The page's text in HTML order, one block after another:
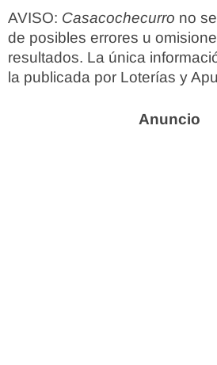
AVISO: Casacochecurro no
de posibles errores u
resultados. La única
la publicada por Loterías y